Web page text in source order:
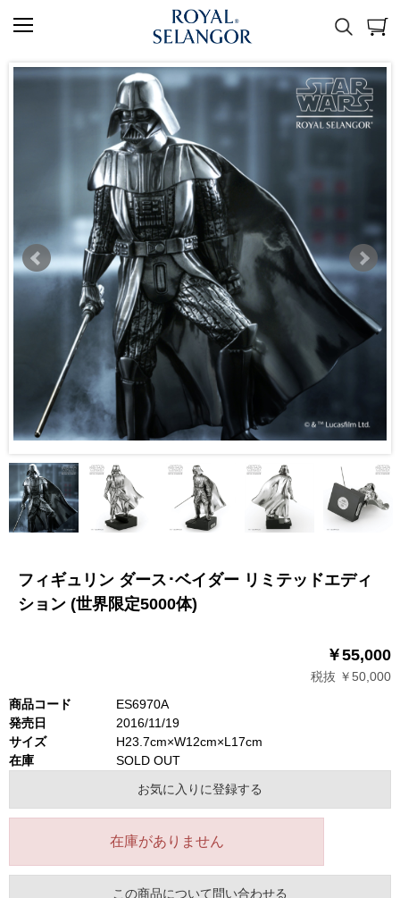
フィギュリン ダース･ベイダー リミテッドエディ
ション (世界限定5000体)
￥55,000
税抜 ￥50,000
商品コード
ES6970A
発売日
2016/11/19
サイズ
H23.7cm×W12cm×L17cm
在庫
SOLD OUT
お気に入りに登録する
在庫がありません
この商品について問い合わせる